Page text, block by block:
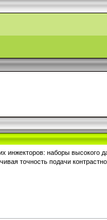
инжекторов: наборы
точность подачи